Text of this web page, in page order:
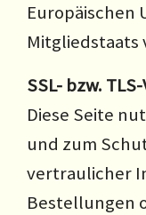
Europäischen
SSL- bzw.
Diese Seite
und zum
vertraulicher
Bestellungen